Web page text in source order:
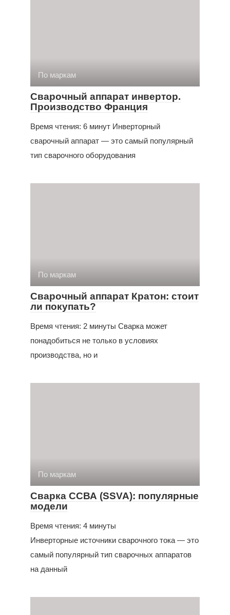
По маркам
Сварочный аппарат инвертор.
Производство Франция
Время чтения: 6 минут Инверторный
сварочный аппарат — это самый популярный
тип сварочного оборудования
По маркам
Сварочный аппарат Кратон: стоит
ли покупать?
Время чтения: 2 минуты Сварка может
понадобиться не только в условиях
производства, но и
По маркам
Сварка ССВА (SSVA): популярные
модели
Время чтения: 4 минуты
Инверторные источники сварочного тока — это
самый популярный тип сварочных аппаратов
на данный